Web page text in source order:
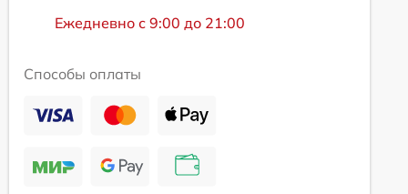
Ежедневно с 9:00 до 21:00
Способы оплаты